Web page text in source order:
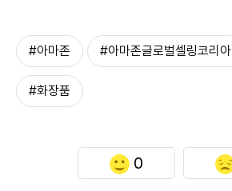
#아마존 #아마존글로벌셀링코리아
#화장품
0